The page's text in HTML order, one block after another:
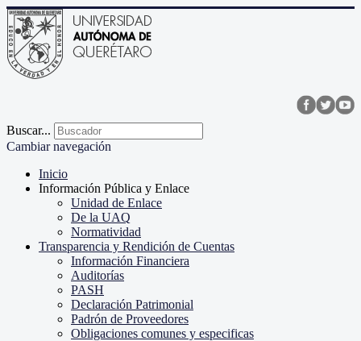
Buscar...
Cambiar navegación
Inicio
Información Pública y Enlace
Unidad de Enlace
De la UAQ
Normatividad
Transparencia y Rendición de Cuentas
Información Financiera
Auditorías
PASH
Declaración Patrimonial
Padrón de Proveedores
Obligaciones comunes y especificas